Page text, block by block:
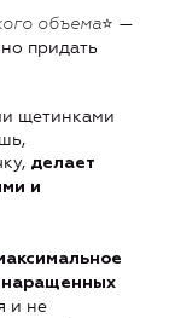
объема⭐️ —
придать
щетинками
делает
и
наращенных
и не